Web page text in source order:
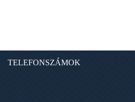
TELEFONSZÁMOK